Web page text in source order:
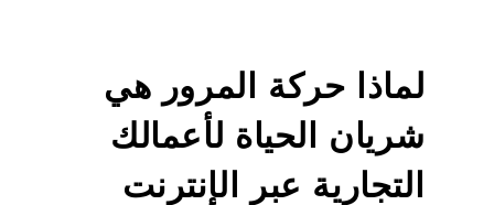
لماذا حركة المرور هي
شريان الحياة لأعمالك
التجارية عبر الإنترنت